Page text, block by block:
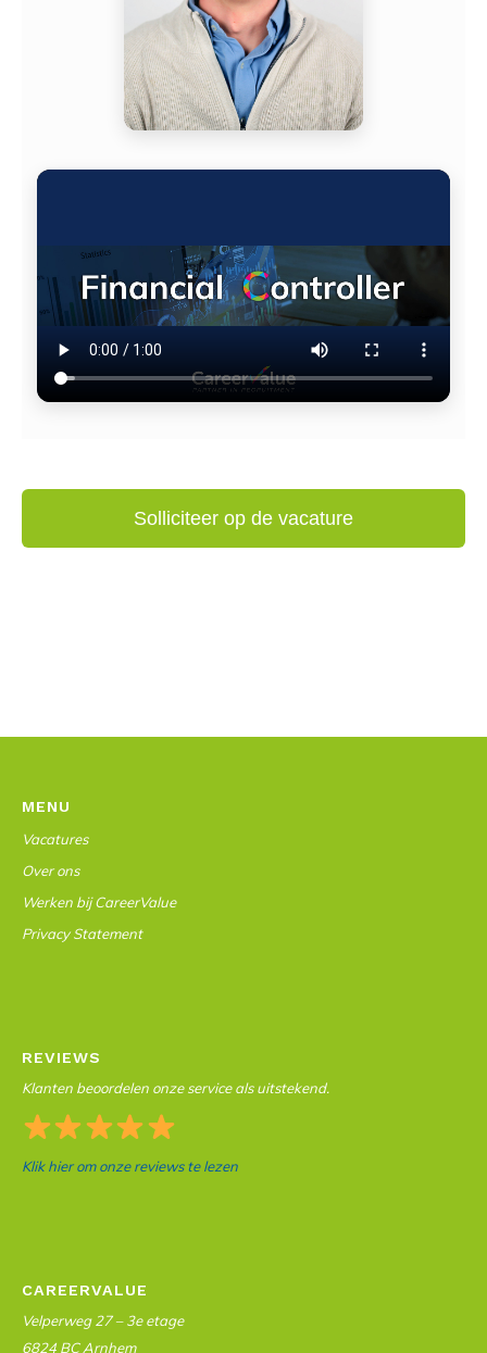
MENU
Vacatures
Over ons
Werken bij CareerValue
Privacy Statement
REVIEWS
Klanten beoordelen onze service als uitstekend.
Klik hier om onze reviews te lezen
CAREERVALUE
Velperweg 27 – 3e etage
6824 BC Arnhem